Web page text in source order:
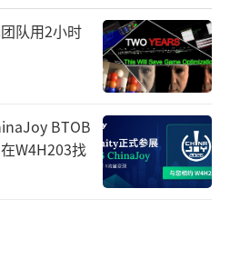
来看，Genie 2不仅能够
的生成效率，还在NPC行
制作等方面展现了卓越
件利器。此外，谷歌也
能够为通用人工智能的发
助解决人工智能研究中
队用2小时
BTOB
W4H203找